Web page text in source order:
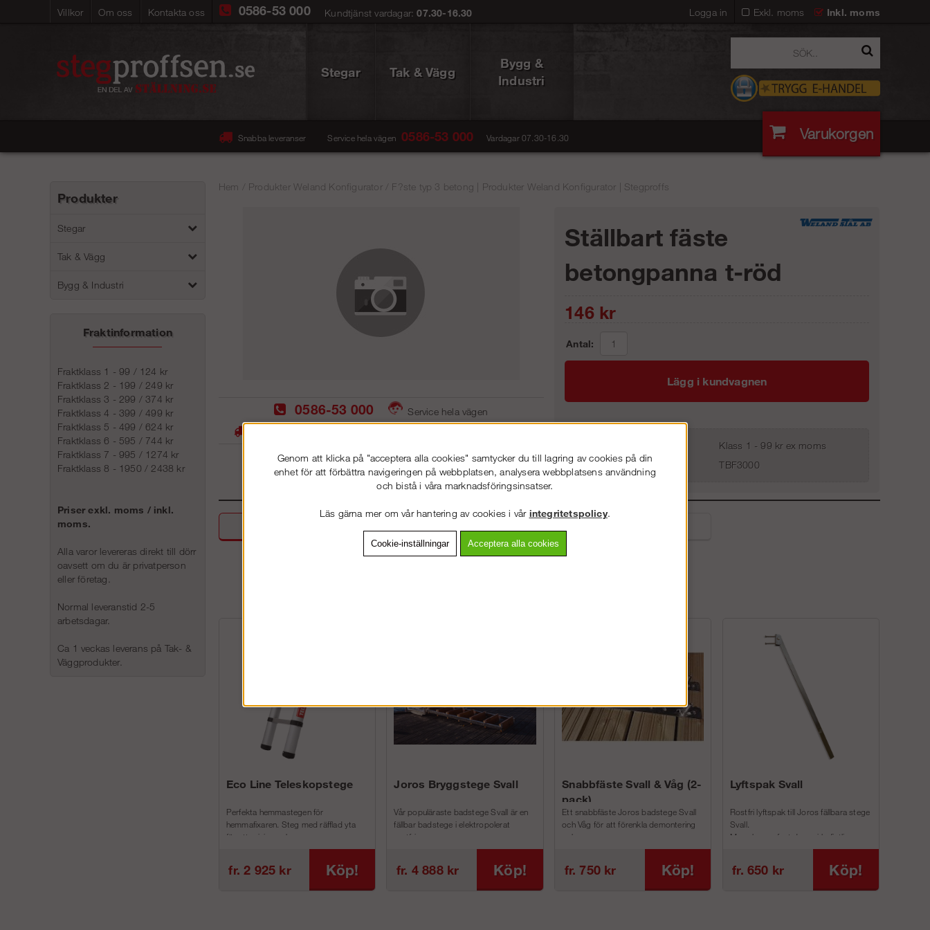
Villkor Om oss Kontakta oss Exkl. moms Inkl. moms
0586-53 000 Kundtjänst vardagar:07.30-16.30 Logga in
Stegar Tak & Vägg
Bygg &
Industri
Snabba leveranser Service hela vägen 0586-53 000 Vardagar 07.30-16.30 Varukorgen
Produkter
Stegar
Tak & Vägg
Bygg & Industri
Fraktinformation
Fraktklass 1 - 99 / 124 kr
Fraktklass 2 - 199 / 249 kr
Fraktklass 3 - 299 / 374 kr
Fraktklass 4 - 399 / 499 kr
Fraktklass 5 - 499 / 624 kr
Fraktklass 6 - 595 / 744 kr
Fraktklass 7 - 995 / 1274 kr
Fraktklass 8 - 1950 / 2438 kr
Priser exkl. moms / inkl.
moms.
Alla varor levereras direkt till dörr
oavsett om du är privatperson
eller företag.
Normal leveranstid 2-5
arbetsdagar.
Ca 1 veckas leverans på Tak- &
Väggprodukter.
Hem Produkter Weland Konfigurator/ F?ste typ 3 betong | Produkter Weland Konfigurator | Stegproffs
0586-53 000
Service hela vägen
Ställbart fäste
betongpanna t-röd
146kr
Antal:
Lägg i kundvagnen
Klass 1 - 99 kr ex moms
Artnr:
TBF3000
Detaljerad info
Eco Line Teleskopstege
Perfekta hemmastegen för
hemmafixaren. Steg med räfflad yta
för att minimera h...
fr. 2 925 kr Köp!
Joros Bryggstege Svall
Vår populäraste badstege Svall är en
fällbar badstege i elektropolerat
rostfri...
fr. 4 888 kr Köp!
Snabbfäste Svall & Våg (2-
pack)
Ett snabbfäste Joros badstege Svall
och Våg för att förenkla demontering
och m...
fr. 750 kr Köp!
Lyftspak Svall
Rostfri lyftspak till Joros fällbara stege
Svall.
Man skruvar fast denna i befintliga
fr. 650 kr Köp!
Genom att klicka på "acceptera alla cookies" samtycker du till lagring av cookies på din
enhet för att förbättra navigeringen på webbplatsen, analysera webbplatsens användning
och bistå i våra marknadsföringsinsatser.
Läs gärna mer om vår hantering av cookies i vår integritetspolicy.
Cookie-inställningar Acceptera alla cookies
VÄLKOMMEN TILL STEGPROFFSEN.SE